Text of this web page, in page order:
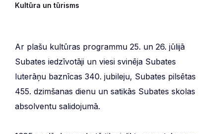
Kultūra un tūrisms
Ar plašu kultūras programmu 25. un 26. jūlijā
Subates iedzīvotāji un viesi svinēja Subates
luterāņu baznīcas 340. jubileju, Subates pilsētas
455. dzimšanas dienu un satikās Subates skolas
absolventu salidojumā.